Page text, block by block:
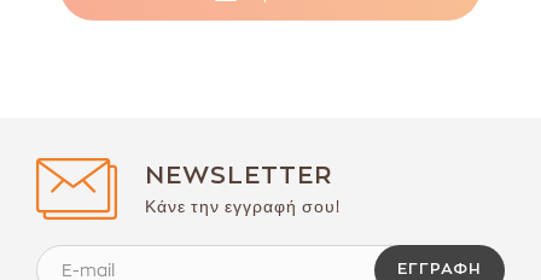
NEWSLETTER
Κάνε την εγγραφή σου!
ΕΓΓΡΑΦΉ